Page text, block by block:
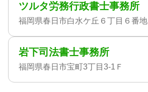
ツルタ労務行政書士事務所
福岡県春日市白水ケ丘６丁目６番地
岩下司法書士事務所
福岡県春日市宝町3丁目3-1Ｆ